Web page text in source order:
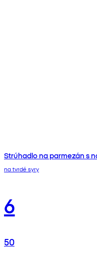
Strúhadlo na parmezán s
na tvrdé syry
6
50